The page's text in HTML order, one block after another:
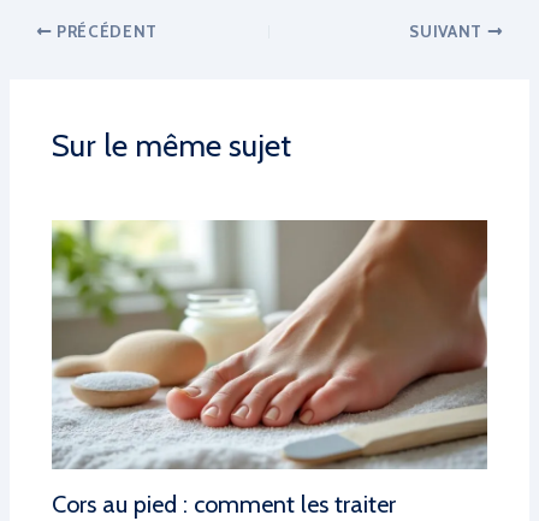
PRÉCÉDENT SUIVANT
Sur le même sujet
Cors au pied : comment les traiter